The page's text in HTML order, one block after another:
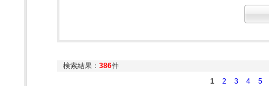
検索結果： 386件
1
2 3 4 5